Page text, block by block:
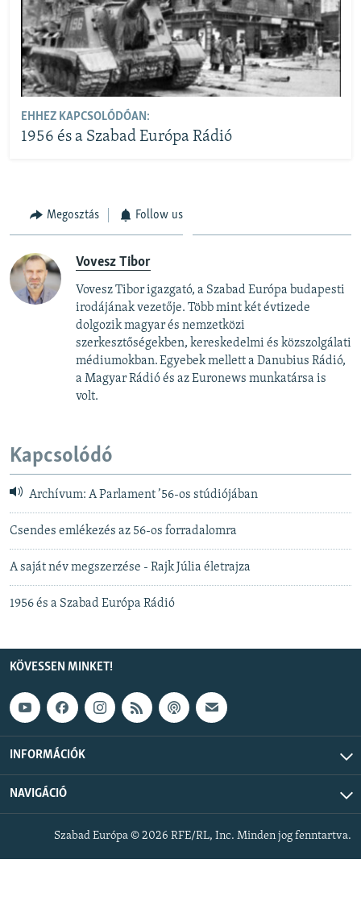
EHHEZ KAPCSOLÓDÓAN:
1956 és a Szabad Európa Rádió
Megosztás Follow us
Vovesz Tibor
Vovesz Tibor igazgató, a Szabad Európa budapesti
irodájának vezetője. Több mint két évtizede
dolgozik magyar és nemzetközi
szerkesztőségekben, kereskedelmi és közszolgálati
médiumokban. Egyebek mellett a Danubius Rádió,
a Magyar Rádió és az Euronews munkatársa is
volt.
Kapcsolódó
Archívum: A Parlament ’56-os stúdiójában
Csendes emlékezés az 56-os forradalomra
A saját név megszerzése - Rajk Júlia életrajza
1956 és a Szabad Európa Rádió
KÖVESSEN MINKET!
INFORMÁCIÓK
NAVIGÁCIÓ
Szabad Európa © 2026 RFE/RL, Inc. Minden jog fenntartva.